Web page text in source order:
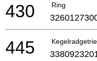
Ring
430
445